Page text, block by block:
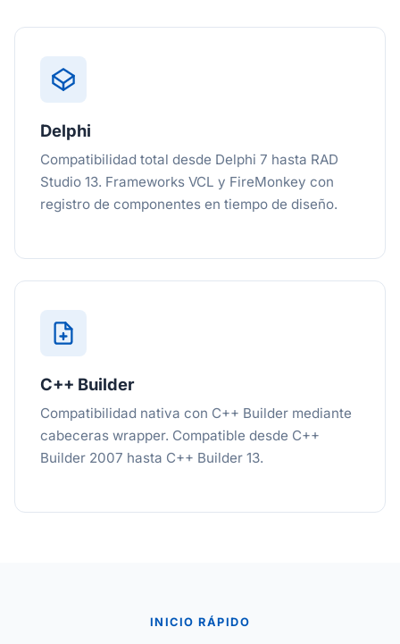
Delphi
Compatibilidad total desde Delphi 7 hasta RAD
Studio 13. Frameworks VCL y FireMonkey con
registro de componentes en tiempo de diseño.
C++ Builder
Compatibilidad nativa con C++ Builder mediante
cabeceras wrapper. Compatible desde C++
Builder 2007 hasta C++ Builder 13.
INICIO RÁPIDO